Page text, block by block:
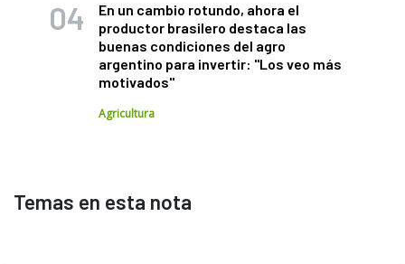
En un cambio rotundo, ahora el
productor brasilero destaca las
buenas condiciones del agro
argentino para invertir: "Los veo más
motivados"
Agricultura
Temas en esta nota